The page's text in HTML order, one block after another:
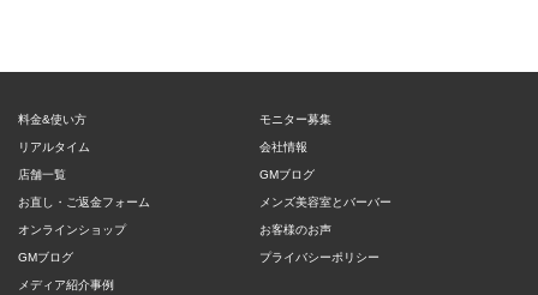
料金&使い方
リアルタイム
店舗一覧
お直し・ご返金フォーム
オンラインショップ
GMブログ
メディア紹介事例
モニター募集
会社情報
GMブログ
メンズ美容室とバーバー
お客様のお声
プライバシーポリシー